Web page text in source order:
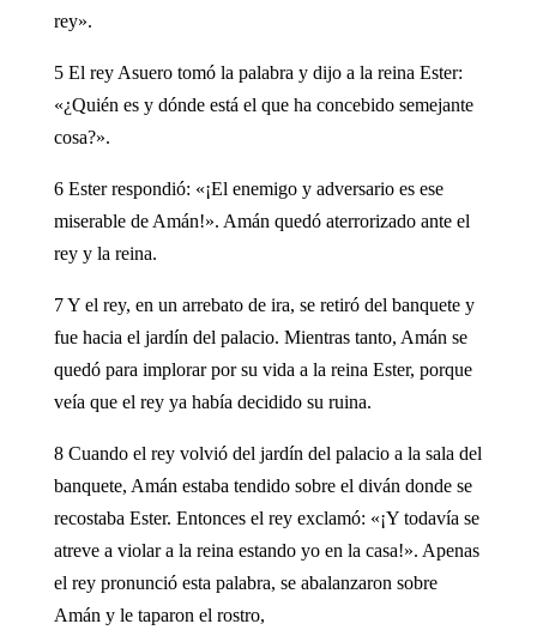
rey».
5 El rey Asuero tomó la palabra y dijo a la reina Ester:
«¿Quién es y dónde está el que ha concebido semejante
cosa?».
6 Ester respondió: «¡El enemigo y adversario es ese
miserable de Amán!». Amán quedó aterrorizado ante el
rey y la reina.
7 Y el rey, en un arrebato de ira, se retiró del banquete y
fue hacia el jardín del palacio. Mientras tanto, Amán se
quedó para implorar por su vida a la reina Ester, porque
veía que el rey ya había decidido su ruina.
8 Cuando el rey volvió del jardín del palacio a la sala del
banquete, Amán estaba tendido sobre el diván donde se
recostaba Ester. Entonces el rey exclamó: «¡Y todavía se
atreve a violar a la reina estando yo en la casa!». Apenas
el rey pronunció esta palabra, se abalanzaron sobre
Amán y le taparon el rostro,